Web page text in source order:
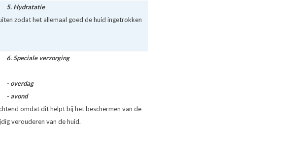
5. Hydratatie
zodat het allemaal goed de huid ingetrokken
6. Speciale verzorging
- overdag
- avond
omdat dit helpt bij het beschermen van de
verouderen van de huid.